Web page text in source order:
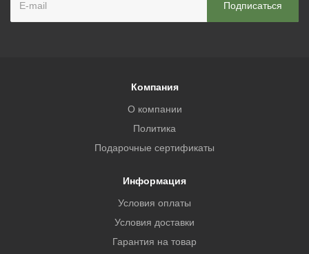
Компания
О компании
Политика
Подарочные сертификаты
Информация
Условия оплаты
Условия доставки
Гарантия на товар